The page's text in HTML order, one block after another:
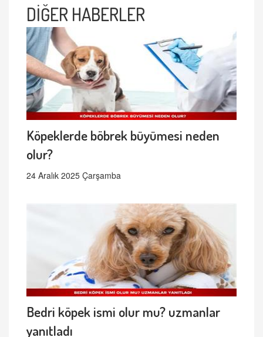
DİĞER HABERLER
Köpeklerde böbrek büyümesi neden
olur?
24 Aralık 2025 Çarşamba
Bedri köpek ismi olur mu? uzmanlar
yanıtladı